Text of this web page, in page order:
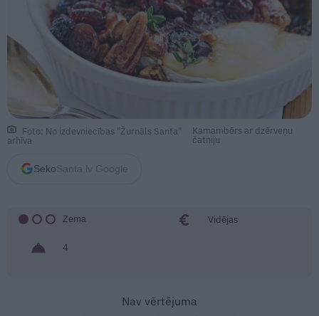
Foto: No izdevniecības "Žurnāls Santa"
arhīva
Kamambērs ar dzērveņu
čatniju
Seko Santa.lv Google
Zema Vidējas
4
Nav vērtējuma